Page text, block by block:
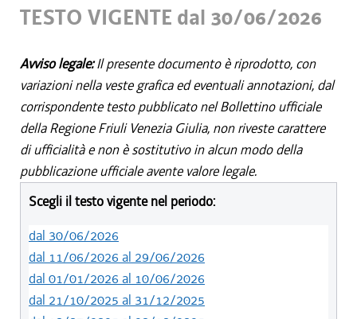
TESTO VIGENTE dal 30/06/2026
Avviso legale:Il presente documento è riprodotto, con
variazioni nella veste grafica ed eventuali annotazioni, dal
corrispondente testo pubblicato nel Bollettino ufficiale
della Regione Friuli Venezia Giulia, non riveste carattere
di ufficialità e non è sostitutivo in alcun modo della
pubblicazione ufficiale avente valore legale.
Scegli il testo vigente nel periodo:
dal 30/06/2026
dal 11/06/2026 al 29/06/2026
dal 01/01/2026 al 10/06/2026
dal 21/10/2025 al 31/12/2025